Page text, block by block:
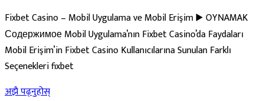
Fixbet Casino – Mobil Uygulama ve Mobil Erişim ▶️ OYNAMAK
Содержимое Mobil Uygulama’nın Fixbet Casino’da Faydaları
Mobil Erişim’in Fixbet Casino Kullanıcılarına Sunulan Farklı
Seçenekleri fixbet
अझै पढ्नुहोस्